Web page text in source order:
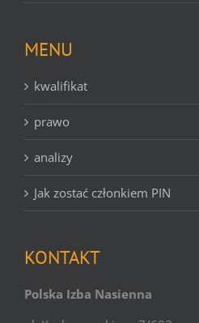
MENU
kwalifikat
prawo
analizy
Jak zostać członkiem PIN
KONTAKT
Polska Izba Nasienna